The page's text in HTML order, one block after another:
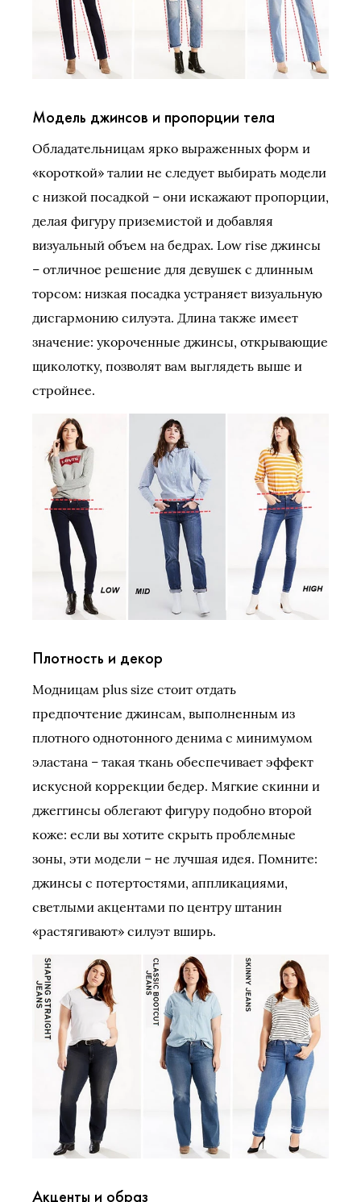
Модель джинсов и пропорции тела
Обладательницам ярко выраженных форм и
«короткой» талии не следует выбирать модели
с низкой посадкой – они искажают пропорции,
делая фигуру приземистой и добавляя
визуальный объем на бедрах. Low rise джинсы
– отличное решение для девушек с длинным
торсом: низкая посадка устраняет визуальную
дисгармонию силуэта. Длина также имеет
значение: укороченные джинсы, открывающие
щиколотку, позволят вам выглядеть выше и
стройнее.
Плотность и декор
Модницам plus size стоит отдать
предпочтение джинсам, выполненным из
плотного однотонного денима с минимумом
эластана – такая ткань обеспечивает эффект
искусной коррекции бедер. Мягкие скинни и
джеггинсы облегают фигуру подобно второй
коже: если вы хотите скрыть проблемные
зоны, эти модели – не лучшая идея. Помните:
джинсы с потертостями, аппликациями,
светлыми акцентами по центру штанин
«растягивают» силуэт вширь.
Акценты и образ